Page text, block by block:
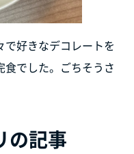
好きなデコレートを
食でした。ごちそうさ
の記事